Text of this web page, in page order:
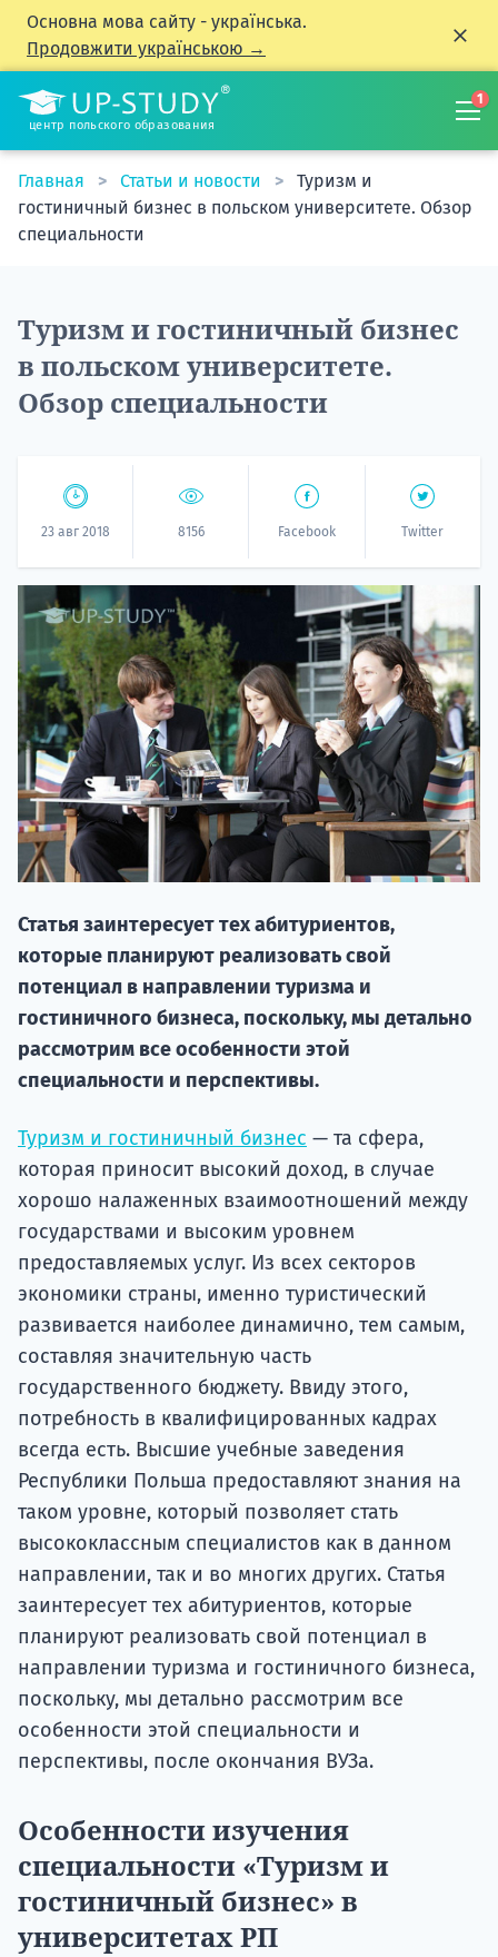
Основна мова сайту - українська.
Продовжити українською →
центр польского образования
1
Главная Статьи и новости
Туризм и
гостиничный бизнес в польском университете. Обзор
специальности
Туризм и гостиничный бизнес
в польском университете.
Обзор специальности
23 авг 2018 8156 Facebook Twitter
Статья заинтересует тех абитуриентов,
которые планируют реализовать свой
потенциал в направлении туризма и
гостиничного бизнеса, поскольку, мы детально
рассмотрим все особенности этой
специальности и перспективы.
Туризм и гостиничный бизнес — та сфера,
которая приносит высокий доход, в случае
хорошо налаженных взаимоотношений между
государствами и высоким уровнем
предоставляемых услуг. Из всех секторов
экономики страны, именно туристический
развивается наиболее динамично, тем самым,
составляя значительную часть
государственного бюджету. Ввиду этого,
потребность в квалифицированных кадрах
всегда есть. Высшие учебные заведения
Республики Польша предоставляют знания на
таком уровне, который позволяет стать
высококлассным специалистов как в данном
направлении, так и во многих других. Статья
заинтересует тех абитуриентов, которые
планируют реализовать свой потенциал в
направлении туризма и гостиничного бизнеса,
поскольку, мы детально рассмотрим все
особенности этой специальности и
перспективы, после окончания ВУЗа.
Особенности изучения
специальности «Туризм и
гостиничный бизнес» в
университетах РП
20.09